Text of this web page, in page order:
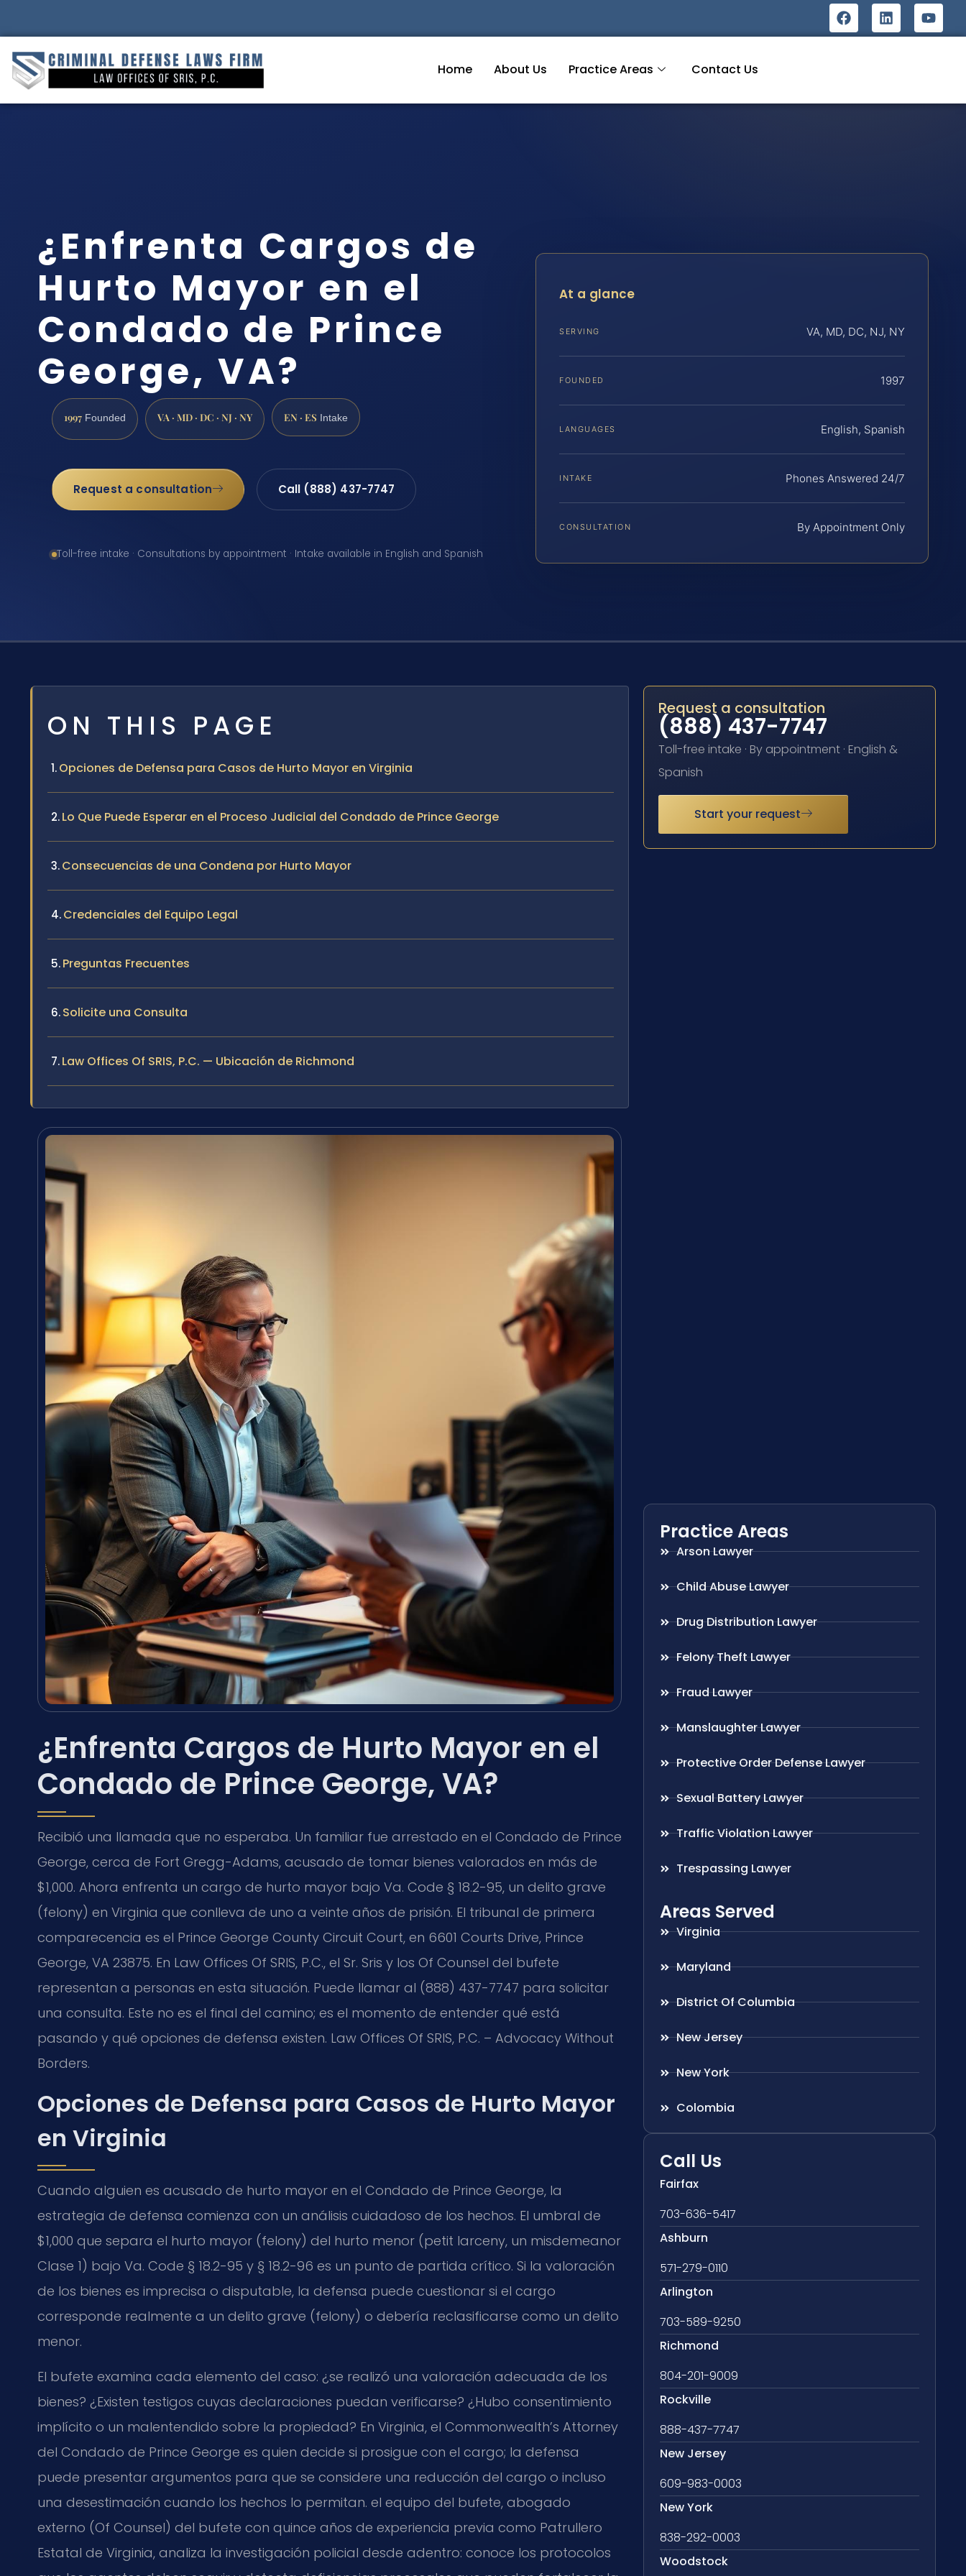
Home About Us Practice Areas Contact Us
¿Enfrenta Cargos de
Hurto Mayor en el
Condado de Prince
George, VA?
1997 Founded VA · MD · DC · NJ · NY EN · ES Intake
Request a consultation Call (888) 437-7747
Toll-free intake · Consultations by appointment · Intake available in English and Spanish
At a glance
SERVING VA, MD, DC, NJ, NY
FOUNDED 1997
LANGUAGES English, Spanish
INTAKE Phones Answered 24/7
CONSULTATION By Appointment Only
ON THIS PAGE
Opciones de Defensa para Casos de Hurto Mayor en Virginia
Lo Que Puede Esperar en el Proceso Judicial del Condado de Prince George
Consecuencias de una Condena por Hurto Mayor
Credenciales del Equipo Legal
Preguntas Frecuentes
Solicite una Consulta
Law Offices Of SRIS, P.C. — Ubicación de Richmond
¿Enfrenta Cargos de Hurto Mayor en el
Condado de Prince George, VA?
Recibió una llamada que no esperaba. Un familiar fue arrestado en el Condado de Prince
George, cerca de Fort Gregg-Adams, acusado de tomar bienes valorados en más de
$1,000. Ahora enfrenta un cargo de hurto mayor bajo Va. Code § 18.2-95, un delito grave
(felony) en Virginia que conlleva de uno a veinte años de prisión. El tribunal de primera
comparecencia es el Prince George County Circuit Court, en 6601 Courts Drive, Prince
George, VA 23875. En Law Offices Of SRIS, P.C., el Sr. Sris y los Of Counsel del bufete
representan a personas en esta situación. Puede llamar al (888) 437-7747 para solicitar
una consulta. Este no es el final del camino; es el momento de entender qué está
pasando y qué opciones de defensa existen. Law Offices Of SRIS, P.C. – Advocacy Without
Borders.
Opciones de Defensa para Casos de Hurto Mayor
en Virginia
Cuando alguien es acusado de hurto mayor en el Condado de Prince George, la
estrategia de defensa comienza con un análisis cuidadoso de los hechos. El umbral de
$1,000 que separa el hurto mayor (felony) del hurto menor (petit larceny, un misdemeanor
Clase 1) bajo Va. Code § 18.2-95 y § 18.2-96 es un punto de partida crítico. Si la valoración
de los bienes es imprecisa o disputable, la defensa puede cuestionar si el cargo
corresponde realmente a un delito grave (felony) o debería reclasificarse como un delito
menor.
El bufete examina cada elemento del caso: ¿se realizó una valoración adecuada de los
bienes? ¿Existen testigos cuyas declaraciones puedan verificarse? ¿Hubo consentimiento
implícito o un malentendido sobre la propiedad? En Virginia, el Commonwealth’s Attorney
del Condado de Prince George es quien decide si prosigue con el cargo; la defensa
puede presentar argumentos para que se considere una reducción del cargo o incluso
una desestimación cuando los hechos lo permitan. el equipo del bufete, abogado
externo (Of Counsel) del bufete con quince años de experiencia previa como Patrullero
Estatal de Virginia, analiza la investigación policial desde adentro: conoce los protocolos
Request a consultation
(888) 437-7747
Toll-free intake · By appointment · English &
Spanish
Start your request
Practice Areas
Arson Lawyer
Child Abuse Lawyer
Drug Distribution Lawyer
Felony Theft Lawyer
Fraud Lawyer
Manslaughter Lawyer
Protective Order Defense Lawyer
Sexual Battery Lawyer
Traffic Violation Lawyer
Trespassing Lawyer
Areas Served
Virginia
Maryland
District Of Columbia
New Jersey
New York
Colombia
Call Us
Fairfax
703-636-5417
Ashburn
571-279-0110
Arlington
703-589-9250
Richmond
804-201-9009
Rockville
888-437-7747
New Jersey
609-983-0003
New York
838-292-0003
Woodstock